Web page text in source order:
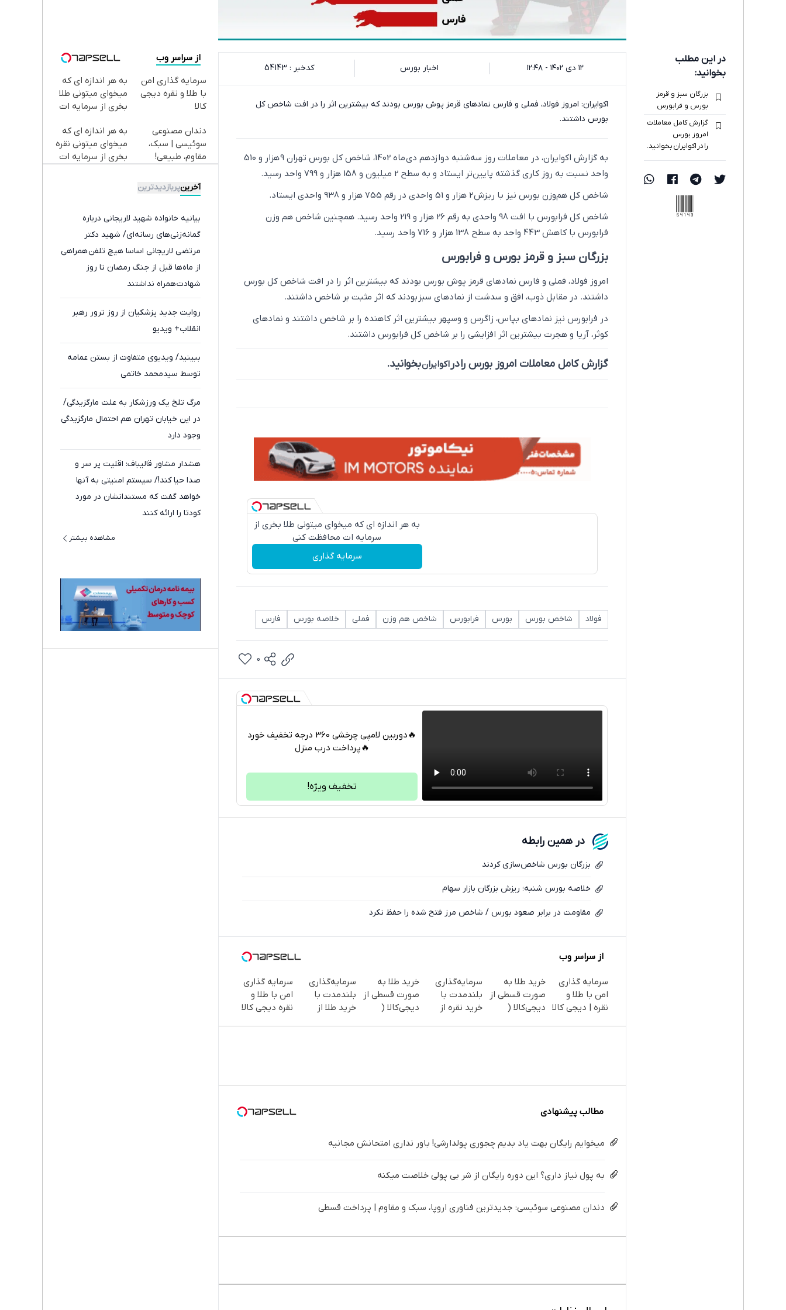
در این مطلب
بخوانید:
بزرگان سبز و قرمز
بورس و فرابورس
گزارش کامل معاملات
امروز بورس
را در اکوایران بخوانید.
۱۲ دی ۱۴۰۲ - ۱۲:۴۸ اخبار بورس کدخبر : 54143
اکوایران: امروز فولاد، فملی و فارس نمادهای قرمز پوش بورس بودند که بیشترین اثر را در افت شاخص کل
بورس داشتند.
به گزارش اکوایران، در معاملات روز سه‌شنبه دوازدهم دی ماه 1402، شاخص کل بورس تهران 9 هزار و 510
واحد نسبت به روز کاری گذشته پایین‌تر ایستاد و به سطح 2 میلیون و 158 هزار و 799 واحد رسید.
شاخص کل هم‌وزن بورس نیز با ریزش 2 هزار و 51 واحدی در رقم 755 هزار و 938 واحدی ایستاد.
شاخص کل فرابورس با افت 98 واحدی به رقم 26 هزار و 219 واحد رسید. همچنین شاخص هم وزن
فرابورس با کاهش 443 واحد به سطح 138 هزار و 716 واحد رسید.
بزرگان سبز و قرمز بورس و فرابورس
امروز فولاد، فملی و فارس نمادهای قرمز پوش بورس بودند که بیشترین اثر را در افت شاخص کل بورس
داشتند. در مقابل ذوب، افق و سدشت از نمادهای سبز بودند که اثر مثبت بر شاخص داشتند.
در فرابورس نیز نمادهای بپاس، زاگرس و وسپهر بیشترین اثر کاهنده را بر شاخص داشتند و نمادهای
کوثر، آریا و هجرت بیشترین اثر افزایشی را بر شاخص کل فرابورس داشتند.
گزارش کامل معاملات امروز بورس را در اکوایرانبخوانید.
به هر اندازه ای که میخوای میتونی طلا بخری از
سرمایه ات محافظت کنی
سرمایه گذاری
فولاد شاخص بورس بورس فرابورس شاخص هم وزن فملی خلاصه بورس فارس
تلگرام
فیسبوک
0
🔥دوربین لامپی چرخشی 360 درجه تخفیف خورد
🔥پرداخت درب منزل
تخفیف ویژه!
در همین رابطه
بزرگان بورس شاخص‌سازی کردند
خلاصه بورس شنبه؛ ریزش بزرگان بازار سهام
مقاومت در برابر صعود بورس / شاخص مرز فتح شده را حفظ نکرد
از سراسر وب
سرمایه گذاری
امن با طلا و
نقره | دیجی کالا
خرید طلا به
صورت قسطی از
دیجی‌کالا (
سرمایه‌گذاری
بلندمدت با
خرید نقره از
خرید طلا به
صورت قسطی از
دیجی‌کالا (
سرمایه‌گذاری
بلندمدت با
خرید طلا از
سرمایه گذاری
امن با طلا و
نقره دیجی کالا
مطالب پیشنهادی
میخوایم رایگان بهت یاد بدیم چجوری پولدارشی! باور نداری امتحانش مجانیه
به پول نیاز داری؟ این دوره رایگان از شر بی پولی خلاصت میکنه
دندان مصنوعی سوئیسی: جدیدترین فناوری اروپا، سبک و مقاوم | پرداخت قسطی
از سراسر وب
سرمایه گذاری امن
با طلا و نقره دیجی
کالا
به هر اندازه ای که
میخوای میتونی طلا
بخری از سرمایه ات
دندان مصنوعی
سوئیسی | سبک،
مقاوم، طبیعی!
رایگان+پرداخت
اقساطی😍
به هر اندازه ای که
میخوای میتونی نقره
بخری از سرمایه ات
آخرینپربازدیدترین
بیانیه خانواده شهید لاریجانی درباره
گمانه‌زنی‌های رسانه‌ای/ شهید دکتر
مرتضی لاریجانی اساسا هیچ تلفن همراهی
از ماه‌ها قبل از جنگ رمضان تا روز
شهادت همراه نداشتند
روایت جدید پزشکیان از روز ترور رهبر
انقلاب+ ویدیو
ببینید/ ویدیوی متفاوت از بستن عمامه
توسط سیدمحمد خاتمی
مرگ تلخ یک ورزشکار به علت مارگزیدگی/
در این خیابان تهران هم احتمال مارگزیدگی
وجود دارد
هشدار مشاور قالیباف: اقلیت پر سر و
صدا حیا کند!/ سیستم امنیتی به آنها
خواهد گفت که مستندانشان در مورد
کودتا را ارائه کنند
مشاهده بیشتر